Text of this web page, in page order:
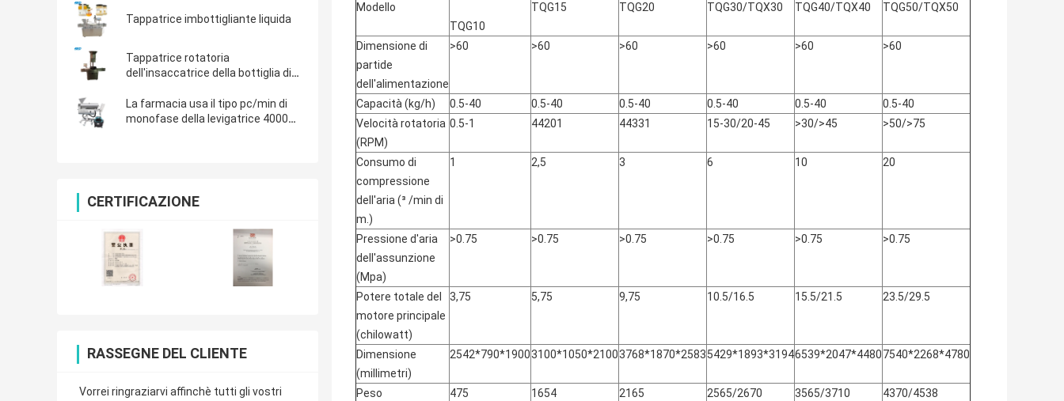
Tappatrice imbottigliante liquida
Tappatrice rotatoria
dell'insaccatrice della bottiglia di
La farmacia usa il tipo pc/min di
monofase della levigatrice 4000
CERTIFICAZIONE
RASSEGNE DEL CLIENTE
Vorrei ringraziarvi affinchè tutti gli vostri
Modello
TQG10
TQG15 TQG20 TQG30/TQX30 TQG40/TQX40 TQG50/TQX50
Dimensione di
partide
dell'alimentazione
>60 >60 >60 >60 >60 >60
Capacità (kg/h) 0.5-40 0.5-40 0.5-40 0.5-40 0.5-40
0.5-40
Velocità rotatoria
(RPM)
0.5-1 44201 44331 15-30/20-45 >30/>45 >50/>75
Consumo di
compressione
dell'aria (³ /min di
m.)
1 2,5 3 6 10 20
Pressione d'aria
dell'assunzione
(Mpa)
>0.75 >0.75 >0.75 >0.75 >0.75 >0.75
Potere totale del
motore principale
(chilowatt)
3,75 5,75 9,75 10.5/16.5 15.5/21.5 23.5/29.5
Dimensione
(millimetri)
2542*790*19003100*1050*21003768*1870*25835429*1893*31946539*2047*44807540*2268*4780
Peso
475 1654 2165 2565/2670 3565/3710 4370/4538